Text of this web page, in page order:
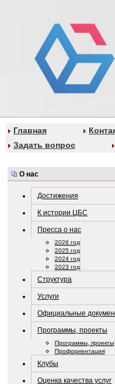
Главная
Задать вопрос
О нас
Достижения
К истории ЦБС
Пресса о нас
2026 год
2025 год
2024 год
2023 год
Структура
Услуги
Официальные
Программы, проекты
Программы, проекты
Профориентация
Клубы
Оценка качества услуг